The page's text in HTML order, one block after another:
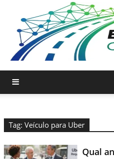
Tag: Veículo para Uber
Qual